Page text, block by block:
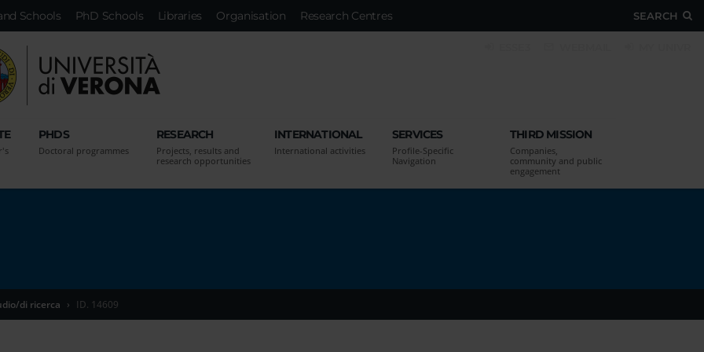
SEARCH
Schools PhD Schools Libraries Organisation Research Centres
PHDS
Doctoral programmes
RESEARCH
Projects, results and
research opportunities
INTERNATIONAL
International activities
SERVICES
Profile-Specific
Navigation
THIRD MISSION
Companies,
community and public
engagement
di ricerca ID. 14609